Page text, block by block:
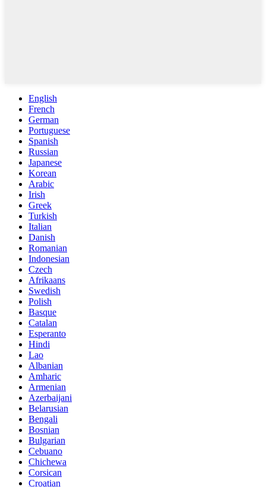
English
French
German
Portuguese
Spanish
Russian
Japanese
Korean
Arabic
Irish
Greek
Turkish
Italian
Danish
Romanian
Indonesian
Czech
Afrikaans
Swedish
Polish
Basque
Catalan
Esperanto
Hindi
Lao
Albanian
Amharic
Armenian
Azerbaijani
Belarusian
Bengali
Bosnian
Bulgarian
Cebuano
Chichewa
Corsican
Croatian